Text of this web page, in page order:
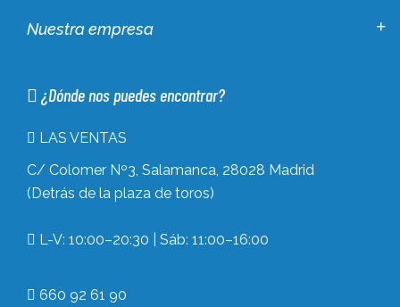
Nuestra empresa
¿Dónde nos puedes encontrar?
LAS VENTAS
C/ Colomer Nº3, Salamanca, 28028 Madrid
(Detrás de la plaza de toros)
L-V: 10:00–20:30 | Sáb: 11:00–16:00
660 92 61 90